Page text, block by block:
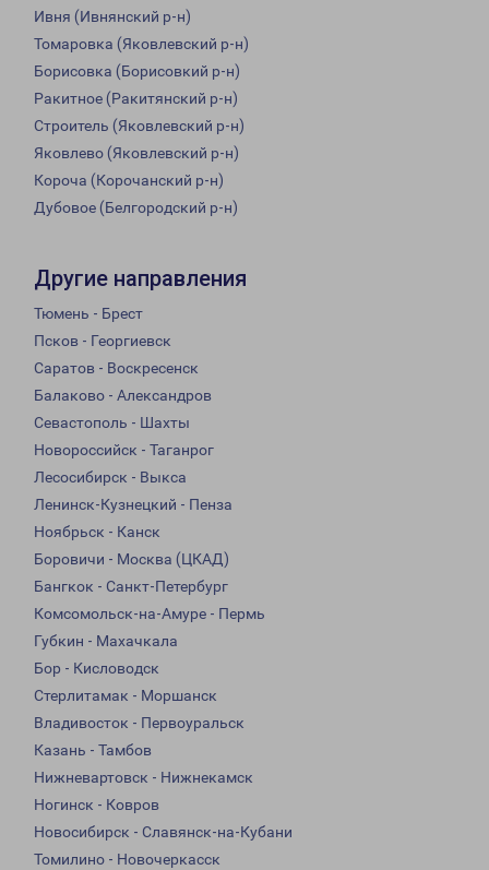
Ивня (Ивнянский р-н)
Томаровка (Яковлевский р-н)
Борисовка (Борисовкий р-н)
Ракитное (Ракитянский р-н)
Строитель (Яковлевский р-н)
Яковлево (Яковлевский р-н)
Короча (Корочанский р-н)
Дубовое (Белгородский р-н)
Другие направления
Тюмень - Брест
Псков - Георгиевск
Саратов - Воскресенск
Балаково - Александров
Севастополь - Шахты
Новороссийск - Таганрог
Лесосибирск - Выкса
Ленинск-Кузнецкий - Пенза
Ноябрьск - Канск
Боровичи - Москва (ЦКАД)
Бангкок - Санкт-Петербург
Комсомольск-на-Амуре - Пермь
Губкин - Махачкала
Бор - Кисловодск
Стерлитамак - Моршанск
Владивосток - Первоуральск
Казань - Тамбов
Нижневартовск - Нижнекамск
Ногинск - Ковров
Новосибирск - Славянск-на-Кубани
Томилино - Новочеркасск